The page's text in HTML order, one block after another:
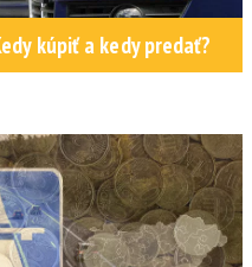
kúpiť a kedy predať?